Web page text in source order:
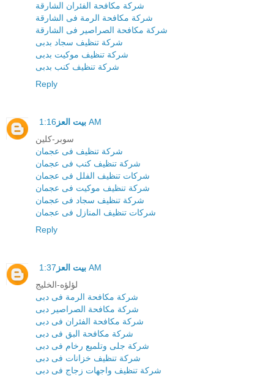
شركة مكافحة الفئران الشارقة
شركة مكافحة الرمة فى الشارقة
شركة مكافحة الصراصير فى الشارقة
شركة تنظيف سجاد بدبى
شركة تنظيف موكيت بدبى
شركة تنظيف كنب بدبى
Reply
بيت العز 1:16 AM
سوبر-كلين
شركة تنظيف فى عجمان
شركة تنظيف كنب فى عجمان
شركات تنظيف الفلل فى عجمان
شركة تنظيف موكيت فى عجمان
شركة تنظيف سجاد فى عجمان
شركات تنظيف المنازل فى عجمان
Reply
بيت العز 1:37 AM
لؤلؤه-الخليج
شركة مكافحة الرمة فى دبى
شركة مكافحة الصراصير دبى
شركة مكافحة الفئران فى دبى
شركة مكافحة البق فى دبى
شركة جلى وتلميع رخام فى دبى
شركة تنظيف خزانات فى دبى
شركة تنظيف واجهات زجاج فى دبى